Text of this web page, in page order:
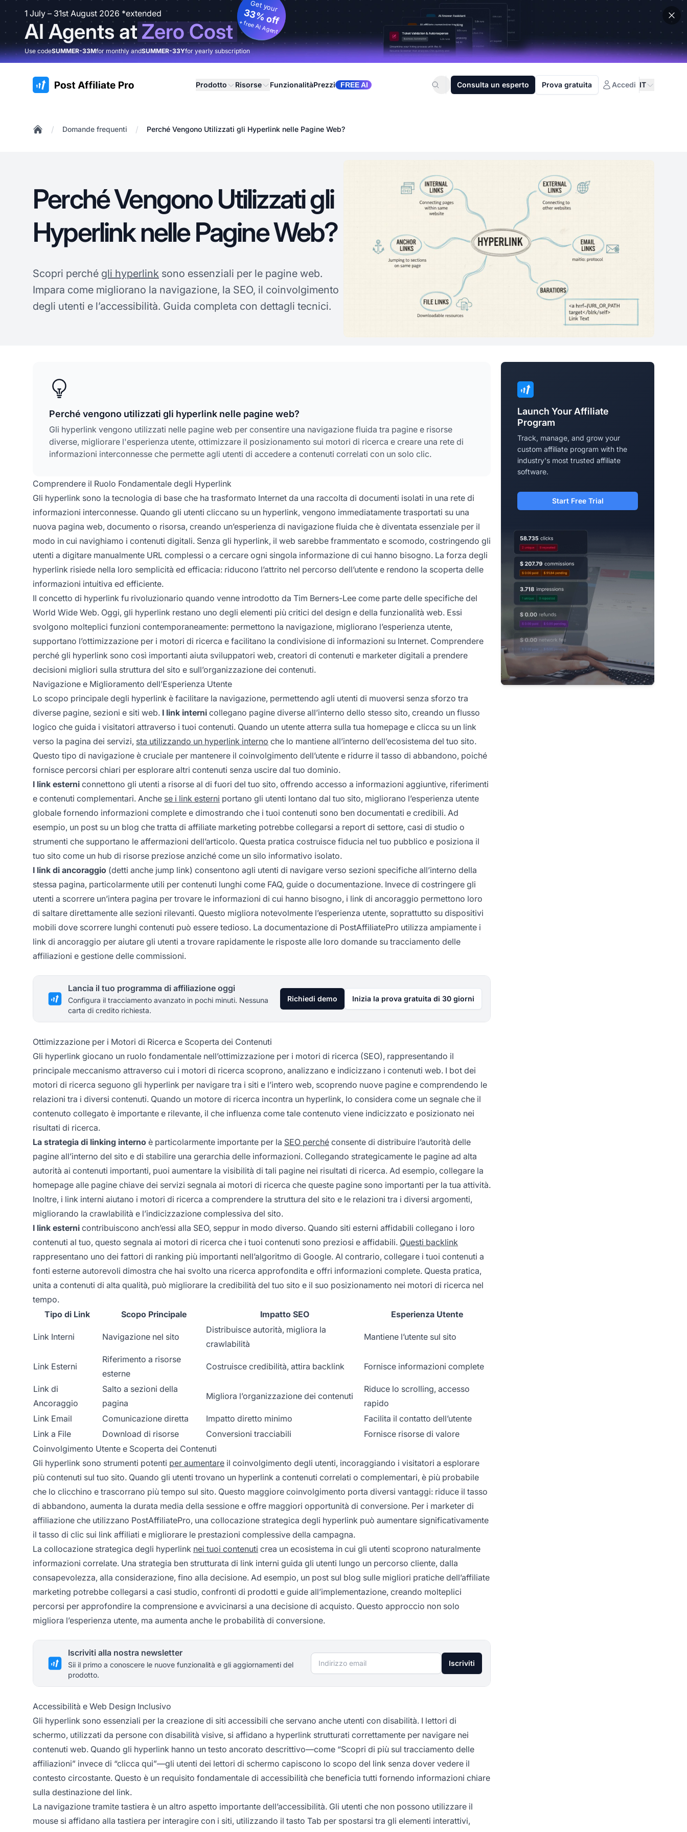
1 July – 31st August 2026 *extended
AI Agents atZero Cost
Get your
33% off
+ free AI Agent
Use codeSUMMER-33Mfor monthly andSUMMER-33Yfor yearly subscription
:site.title Prodotto Risorse FunzionalitàPrezzi FREE AI Consulta un esperto Prova gratuita Accedi IT
/ Domande frequenti / Perché Vengono Utilizzati gli Hyperlink nelle Pagine Web?
Perché Vengono Utilizzati gli
Hyperlink nelle Pagine Web?
Scopri perché gli hyperlink sono essenziali per le pagine web.
Impara come migliorano la navigazione, la SEO, il coinvolgimento
degli utenti e l’accessibilità. Guida completa con dettagli tecnici.
Perché vengono utilizzati gli hyperlink nelle pagine web?
Gli hyperlink vengono utilizzati nelle pagine web per consentire una navigazione fluida tra pagine e risorse
diverse, migliorare l'esperienza utente, ottimizzare il posizionamento sui motori di ricerca e creare una rete di
informazioni interconnesse che permette agli utenti di accedere a contenuti correlati con un solo clic.
Comprendere il Ruolo Fondamentale degli Hyperlink
Gli hyperlink sono la tecnologia di base che ha trasformato Internet da una raccolta di documenti isolati in una rete di
informazioni interconnesse. Quando gli utenti cliccano su un hyperlink, vengono immediatamente trasportati su una
nuova pagina web, documento o risorsa, creando un’esperienza di navigazione fluida che è diventata essenziale per il
modo in cui navighiamo i contenuti digitali. Senza gli hyperlink, il web sarebbe frammentato e scomodo, costringendo gli
utenti a digitare manualmente URL complessi o a cercare ogni singola informazione di cui hanno bisogno. La forza degli
hyperlink risiede nella loro semplicità ed efficacia: riducono l’attrito nel percorso dell’utente e rendono la scoperta delle
informazioni intuitiva ed efficiente.
Il concetto di hyperlink fu rivoluzionario quando venne introdotto da Tim Berners-Lee come parte delle specifiche del
World Wide Web. Oggi, gli hyperlink restano uno degli elementi più critici del design e della funzionalità web. Essi
svolgono molteplici funzioni contemporaneamente: permettono la navigazione, migliorano l’esperienza utente,
supportano l’ottimizzazione per i motori di ricerca e facilitano la condivisione di informazioni su Internet. Comprendere
perché gli hyperlink sono così importanti aiuta sviluppatori web, creatori di contenuti e marketer digitali a prendere
decisioni migliori sulla struttura del sito e sull’organizzazione dei contenuti.
Navigazione e Miglioramento dell’Esperienza Utente
Lo scopo principale degli hyperlink è facilitare la navigazione, permettendo agli utenti di muoversi senza sforzo tra
diverse pagine, sezioni e siti web. I link interni collegano pagine diverse all’interno dello stesso sito, creando un flusso
logico che guida i visitatori attraverso i tuoi contenuti. Quando un utente atterra sulla tua homepage e clicca su un link
verso la pagina dei servizi, sta utilizzando un hyperlink interno che lo mantiene all’interno dell’ecosistema del tuo sito.
Questo tipo di navigazione è cruciale per mantenere il coinvolgimento dell’utente e ridurre il tasso di abbandono, poiché
fornisce percorsi chiari per esplorare altri contenuti senza uscire dal tuo dominio.
I link esterni connettono gli utenti a risorse al di fuori del tuo sito, offrendo accesso a informazioni aggiuntive, riferimenti
e contenuti complementari. Anche se i link esterni portano gli utenti lontano dal tuo sito, migliorano l’esperienza utente
globale fornendo informazioni complete e dimostrando che i tuoi contenuti sono ben documentati e credibili. Ad
esempio, un post su un blog che tratta di affiliate marketing potrebbe collegarsi a report di settore, casi di studio o
strumenti che supportano le affermazioni dell’articolo. Questa pratica costruisce fiducia nel tuo pubblico e posiziona il
tuo sito come un hub di risorse preziose anziché come un silo informativo isolato.
I link di ancoraggio (detti anche jump link) consentono agli utenti di navigare verso sezioni specifiche all’interno della
stessa pagina, particolarmente utili per contenuti lunghi come FAQ, guide o documentazione. Invece di costringere gli
utenti a scorrere un’intera pagina per trovare le informazioni di cui hanno bisogno, i link di ancoraggio permettono loro
di saltare direttamente alle sezioni rilevanti. Questo migliora notevolmente l’esperienza utente, soprattutto su dispositivi
mobili dove scorrere lunghi contenuti può essere tedioso. La documentazione di PostAffiliatePro utilizza ampiamente i
link di ancoraggio per aiutare gli utenti a trovare rapidamente le risposte alle loro domande su tracciamento delle
affiliazioni e gestione delle commissioni.
Lancia il tuo programma di affiliazione oggi
Configura il tracciamento avanzato in pochi minuti. Nessuna
carta di credito richiesta.
Richiedi demo Inizia la prova gratuita di 30 giorni
Ottimizzazione per i Motori di Ricerca e Scoperta dei Contenuti
Gli hyperlink giocano un ruolo fondamentale nell’ottimizzazione per i motori di ricerca (SEO), rappresentando il
principale meccanismo attraverso cui i motori di ricerca scoprono, analizzano e indicizzano i contenuti web. I bot dei
motori di ricerca seguono gli hyperlink per navigare tra i siti e l’intero web, scoprendo nuove pagine e comprendendo le
relazioni tra i diversi contenuti. Quando un motore di ricerca incontra un hyperlink, lo considera come un segnale che il
contenuto collegato è importante e rilevante, il che influenza come tale contenuto viene indicizzato e posizionato nei
risultati di ricerca.
La strategia di linking interno è particolarmente importante per la SEO perché consente di distribuire l’autorità delle
pagine all’interno del sito e di stabilire una gerarchia delle informazioni. Collegando strategicamente le pagine ad alta
autorità ai contenuti importanti, puoi aumentare la visibilità di tali pagine nei risultati di ricerca. Ad esempio, collegare la
homepage alle pagine chiave dei servizi segnala ai motori di ricerca che queste pagine sono importanti per la tua attività.
Inoltre, i link interni aiutano i motori di ricerca a comprendere la struttura del sito e le relazioni tra i diversi argomenti,
migliorando la crawlabilità e l’indicizzazione complessiva del sito.
I link esterni contribuiscono anch’essi alla SEO, seppur in modo diverso. Quando siti esterni affidabili collegano i loro
contenuti al tuo, questo segnala ai motori di ricerca che i tuoi contenuti sono preziosi e affidabili. Questi backlink
rappresentano uno dei fattori di ranking più importanti nell’algoritmo di Google. Al contrario, collegare i tuoi contenuti a
fonti esterne autorevoli dimostra che hai svolto una ricerca approfondita e offri informazioni complete. Questa pratica,
unita a contenuti di alta qualità, può migliorare la credibilità del tuo sito e il suo posizionamento nei motori di ricerca nel
tempo.
Tipo di Link
Scopo Principale Impatto SEO Esperienza Utente
Link Interni Navigazione nel sito
Distribuisce autorità, migliora la
crawlabilità
Mantiene l’utente sul sito
Link Esterni
Riferimento a risorse
esterne
Costruisce credibilità, attira backlink Fornisce informazioni complete
Link di
Ancoraggio
Salto a sezioni della
pagina
Migliora l’organizzazione dei contenuti
Riduce lo scrolling, accesso
rapido
Link Email
Comunicazione diretta Impatto diretto minimo
Facilita il contatto dell’utente
Link a File
Download di risorse Conversioni tracciabili
Fornisce risorse di valore
Coinvolgimento Utente e Scoperta dei Contenuti
Gli hyperlink sono strumenti potenti per aumentare il coinvolgimento degli utenti, incoraggiando i visitatori a esplorare
più contenuti sul tuo sito. Quando gli utenti trovano un hyperlink a contenuti correlati o complementari, è più probabile
che lo clicchino e trascorrano più tempo sul sito. Questo maggiore coinvolgimento porta diversi vantaggi: riduce il tasso
di abbandono, aumenta la durata media della sessione e offre maggiori opportunità di conversione. Per i marketer di
affiliazione che utilizzano PostAffiliatePro, una collocazione strategica degli hyperlink può aumentare significativamente
il tasso di clic sui link affiliati e migliorare le prestazioni complessive della campagna.
La collocazione strategica degli hyperlink nei tuoi contenuti crea un ecosistema in cui gli utenti scoprono naturalmente
informazioni correlate. Una strategia ben strutturata di link interni guida gli utenti lungo un percorso cliente, dalla
consapevolezza, alla considerazione, fino alla decisione. Ad esempio, un post sul blog sulle migliori pratiche dell’affiliate
marketing potrebbe collegarsi a casi studio, confronti di prodotti e guide all’implementazione, creando molteplici
percorsi per approfondire la comprensione e avvicinarsi a una decisione di acquisto. Questo approccio non solo
migliora l’esperienza utente, ma aumenta anche le probabilità di conversione.
Iscriviti alla nostra newsletter
Sii il primo a conoscere le nuove funzionalità e gli aggiornamenti del
prodotto.
Indirizzo email Iscriviti
Accessibilità e Web Design Inclusivo
Gli hyperlink sono essenziali per la creazione di siti accessibili che servano anche utenti con disabilità. I lettori di
schermo, utilizzati da persone con disabilità visive, si affidano a hyperlink strutturati correttamente per navigare nei
contenuti web. Quando gli hyperlink hanno un testo ancorato descrittivo—come “Scopri di più sul tracciamento delle
affiliazioni” invece di “clicca qui”—gli utenti dei lettori di schermo capiscono lo scopo del link senza dover vedere il
contesto circostante. Questo è un requisito fondamentale di accessibilità che beneficia tutti fornendo informazioni chiare
sulla destinazione del link.
La navigazione tramite tastiera è un altro aspetto importante dell’accessibilità. Gli utenti che non possono utilizzare il
mouse si affidano alla tastiera per interagire con i siti, utilizzando il tasto Tab per spostarsi tra gli elementi interattivi,
Launch Your Affiliate
Program
Track, manage, and grow your
custom affiliate program with the
industry's most trusted affiliate
software.
Start Free Trial